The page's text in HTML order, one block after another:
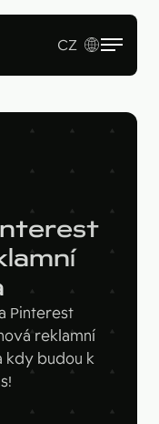
aplikací
EN
CZ
Pinterest
reklamní
kdy budou k